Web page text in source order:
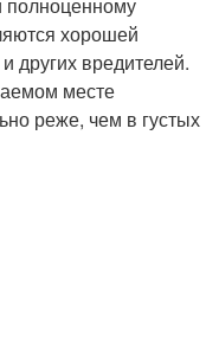
хорошей
других вредителей.
месте
реже, чем в густых